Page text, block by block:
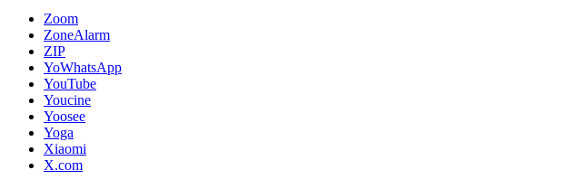
Zoom
ZoneAlarm
ZIP
YoWhatsApp
YouTube
Youcine
Yoosee
Yoga
Xiaomi
X.com